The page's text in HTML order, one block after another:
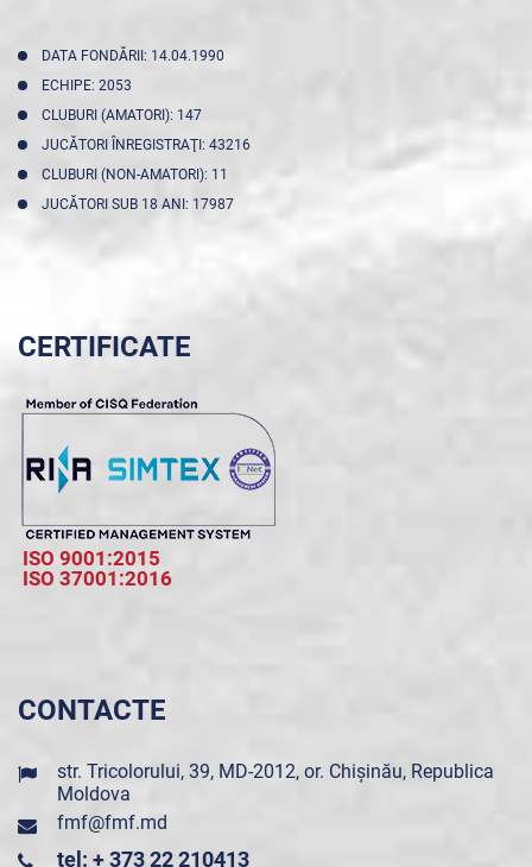
DATA FONDĂRII: 14.04.1990
ECHIPE: 2053
CLUBURI (AMATORI): 147
JUCĂTORI ÎNREGISTRAŢI: 43216
CLUBURI (NON-AMATORI): 11
JUCĂTORI SUB 18 ANI: 17987
CERTIFICATE
ISO 9001:2015
ISO 37001:2016
CONTACTE
str. Tricolorului, 39, MD-2012, or. Chișinău, Republica
Moldova
fmf@fmf.md
tel: + 373 22 210413